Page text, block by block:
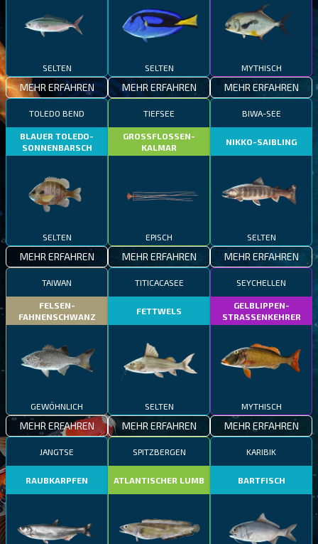
SELTEN
MEHR ERFAHREN
SELTEN
MEHR ERFAHREN
MYTHISCH
MEHR ERFAHREN
TOLEDO BEND
BLAUER TOLEDO-
SONNENBARSCH
SELTEN
MEHR ERFAHREN
TIEFSEE
GROSSFLOSSEN-
KALMAR
EPISCH
MEHR ERFAHREN
BIWA-SEE
NIKKO-SAIBLING
SELTEN
MEHR ERFAHREN
TAIWAN
FELSEN-
FAHNENSCHWANZ
GEWÖHNLICH
MEHR ERFAHREN
TITICACASEE
FETTWELS
SELTEN
MEHR ERFAHREN
SEYCHELLEN
GELBLIPPEN-
STRASSENKEHRER
MYTHISCH
MEHR ERFAHREN
JANGTSE
RAUBKARPFEN
SPITZBERGEN
ATLANTISCHER LUMB
KARIBIK
BARTFISCH